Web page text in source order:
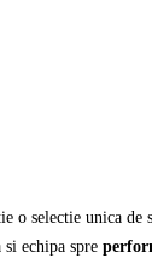
o selectie unica de
echipa spre